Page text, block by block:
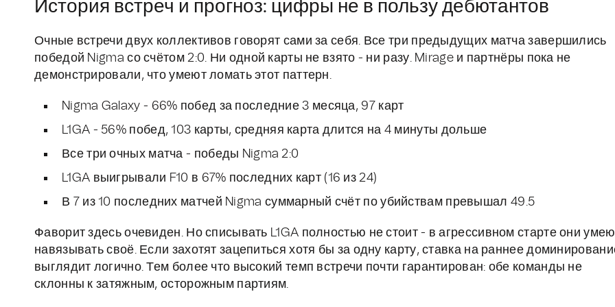
История встреч и прогноз: цифры не в пользу дебютантов
Очные встречи двух коллективов говорят сами за себя. Все три предыдущих матча завершились
победой Nigma со счётом 2:0. Ни одной карты не взято - ни разу. Mirage и партнёры пока не
демонстрировали, что умеют ломать этот паттерн.
Nigma Galaxy - 66% побед за последние 3 месяца, 97 карт
L1GA - 56% побед, 103 карты, средняя карта длится на 4 минуты дольше
Все три очных матча - победы Nigma 2:0
L1GA выигрывали F10 в 67% последних карт (16 из 24)
В 7 из 10 последних матчей Nigma суммарный счёт по убийствам превышал 49.5
Фаворит здесь очевиден. Но списывать L1GA полностью не стоит - в агрессивном старте они
навязывать своё. Если захотят зацепиться хотя бы за одну карту, ставка на раннее
выглядит логично. Тем более что высокий темп встречи почти гарантирован: обе команды не
склонны к затяжным, осторожным партиям.